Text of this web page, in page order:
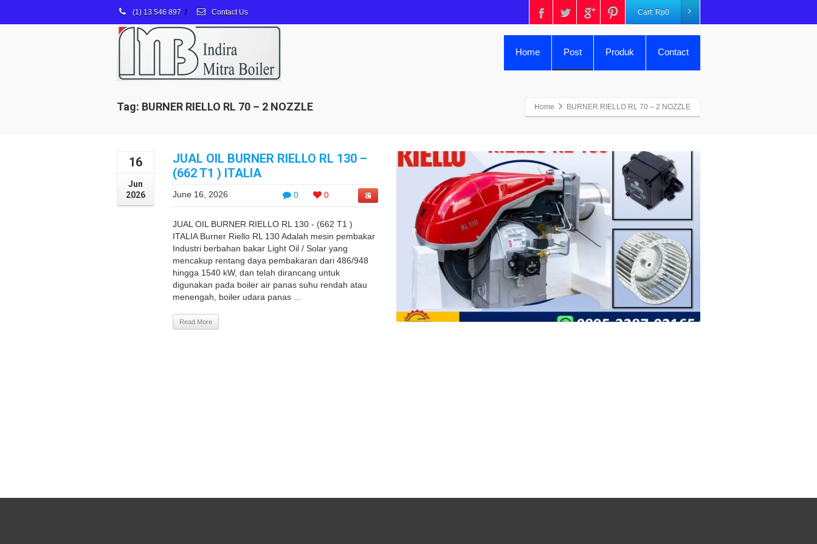
(1) 13 546 897 / Contact Us Cart: Rp0
Home Post Produk Contact
Tag: BURNER RIELLO RL 70 – 2 NOZZLE Home BURNER RIELLO RL 70 – 2 NOZZLE
16
Jun
2026
JUAL OIL BURNER RIELLO RL 130 –
(662 T1 ) ITALIA
0 0
June 16, 2026
JUAL OIL BURNER RIELLO RL 130 - (662 T1 )
ITALIA Burner Riello RL 130 Adalah mesin pembakar
Industri berbahan bakar Light Oil / Solar yang
mencakup rentang daya pembakaran dari 486/948
hingga 1540 kW, dan telah dirancang untuk
digunakan pada boiler air panas suhu rendah atau
menengah, boiler udara panas ...
Read More